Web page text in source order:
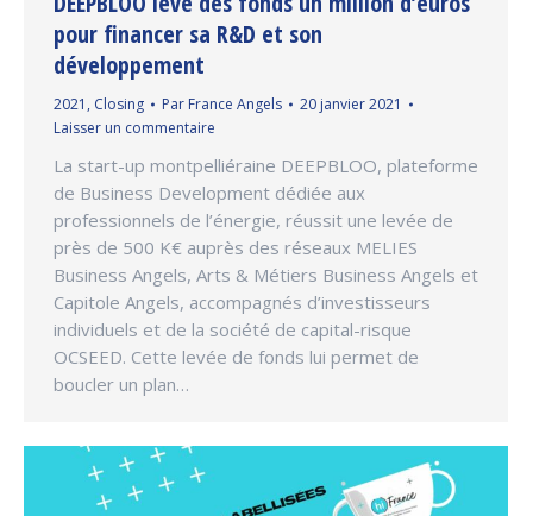
pour financer sa R&D et son
développement
2021 , Closing Par France Angels
20 janvier 2021
Laisser un commentaire
La start-up montpelliéraine DEEPBLOO, plateforme
de Business Development dédiée aux
professionnels de l’énergie, réussit une levée de
près de 500 K€ auprès des réseaux MELIES
Business Angels, Arts & Métiers Business Angels et
Capitole Angels, accompagnés d’investisseurs
individuels et de la société de capital-risque
OCSEED. Cette levée de fonds lui permet de
boucler un plan…